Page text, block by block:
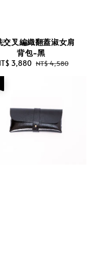
交叉編織翻蓋淑女肩
背包-黑
3,880 Regular
NT$ 4,580